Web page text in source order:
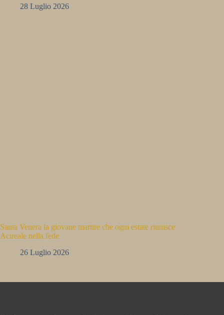
28 Luglio 2026
Santa Venera la giovane martire che ogni estate riunisce
Acireale nella fede
26 Luglio 2026